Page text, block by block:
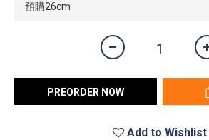
PREORDER NOW
Add to Wishlist